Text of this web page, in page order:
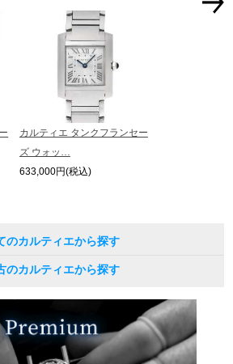
カルティエ タンクフランセー
ズ ウォッ…
633,000円(税込)
のカルティエから探す
のカルティエから探す